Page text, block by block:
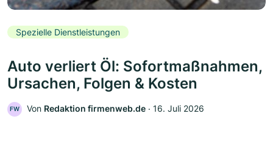
Spezielle Dienstleistungen
Auto verliert Öl: Sofortmaßnahmen,
Ursachen, Folgen & Kosten
FW Von Redaktion firmenweb.de ‧ 16. Juli 2026